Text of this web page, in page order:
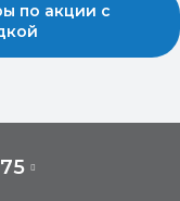
по акции с